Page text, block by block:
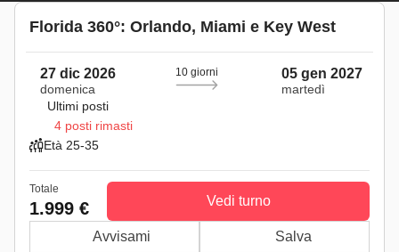
Florida 360°: Orlando, Miami e Key West
27 dic 2026
domenica
10 giorni 05 gen 2027
martedì
Ultimi posti
4 posti rimasti
Età 25-35
Totale
1.999 € Vedi turno
Avvisami Salva